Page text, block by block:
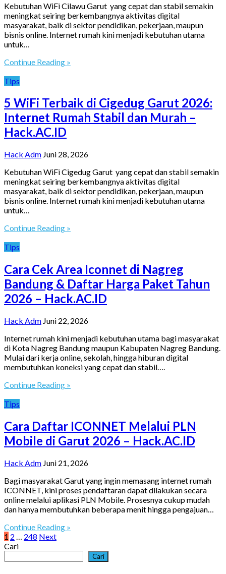
Kebutuhan WiFi Cilawu Garut yang cepat dan stabil semakin
meningkat seiring berkembangnya aktivitas digital
masyarakat, baik di sektor pendidikan, pekerjaan, maupun
bisnis online. Internet rumah kini menjadi kebutuhan utama
untuk…
Continue Reading »
Tips
5 WiFi Terbaik di Cigedug Garut 2026:
Internet Rumah Stabil dan Murah –
Hack.AC.ID
Hack Adm Juni 28, 2026
Kebutuhan WiFi Cigedug Garut yang cepat dan stabil semakin
meningkat seiring berkembangnya aktivitas digital
masyarakat, baik di sektor pendidikan, pekerjaan, maupun
bisnis online. Internet rumah kini menjadi kebutuhan utama
untuk…
Continue Reading »
Tips
Cara Cek Area Iconnet di Nagreg
Bandung & Daftar Harga Paket Tahun
2026 – Hack.AC.ID
Hack Adm Juni 22, 2026
Internet rumah kini menjadi kebutuhan utama bagi masyarakat
di Kota Nagreg Bandung maupun Kabupaten Nagreg Bandung.
Mulai dari kerja online, sekolah, hingga hiburan digital
membutuhkan koneksi yang cepat dan stabil….
Continue Reading »
Tips
Cara Daftar ICONNET Melalui PLN
Mobile di Garut 2026 – Hack.AC.ID
Hack Adm Juni 21, 2026
Bagi masyarakat Garut yang ingin memasang internet rumah
ICONNET, kini proses pendaftaran dapat dilakukan secara
online melalui aplikasi PLN Mobile. Prosesnya cukup mudah
dan hanya membutuhkan beberapa menit hingga pengajuan…
Continue Reading »
Paginasi
pos
1 2 … 248 Next
Cari
Cari